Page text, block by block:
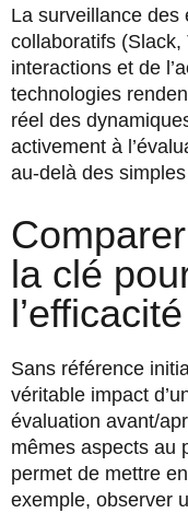
La surveillance des
collaboratifs
interactions et de
technologies
réel des
activement à
au-delà des
la clé
Sans référence
véritable impact
évaluation avant/
mêmes aspects au
permet de mettre
exemple, observer